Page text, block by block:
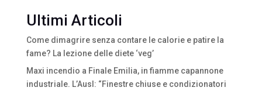
Ultimi Articoli
Come dimagrire senza contare le calorie e patire la
fame? La lezione delle diete ‘veg’
Maxi incendio a Finale Emilia, in fiamme capannone
industriale. L’Ausl: “Finestre chiuse e condizionatori